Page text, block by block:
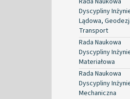
Dyscypliny
Lądowa,
Transport
Rada Naukowa
Dyscypliny
Materiałowa
Rada Naukowa
Dyscypliny
Mechaniczna